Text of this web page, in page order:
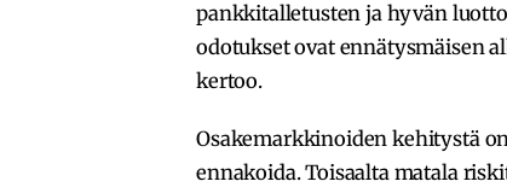
pankkitalletusten ja hyvän
odotukset ovat ennätysmäisen
kertoo.
Osakemarkkinoiden kehitystä
ennakoida. Toisaalta matala